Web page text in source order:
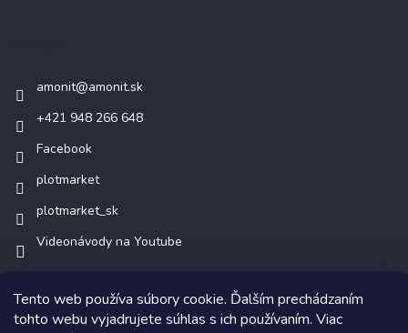
Tento web používa súbory cookie. Ďalším prechádzaním
tohto webu vyjadrujete súhlas s ich používaním. Viac
amonit@amonit.sk
+421 948 266 648
Facebook
plotmarket
plotmarket_sk
Videonávody na Youtube